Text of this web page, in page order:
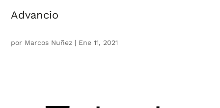
Advancio
por Marcos Nuñez | Ene 11, 2021